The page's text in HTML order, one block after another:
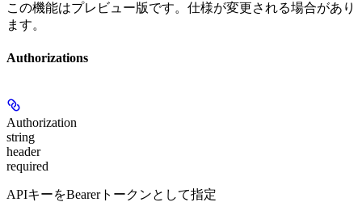
この機能はプレビュー版です。仕様が変更される場合があり
ます。
Authorizations
Authorization
string
header
required
APIキーをBearerトークンとして指定